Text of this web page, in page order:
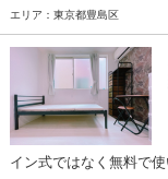
エリア：東京都豊島区
イン式ではなく無料で